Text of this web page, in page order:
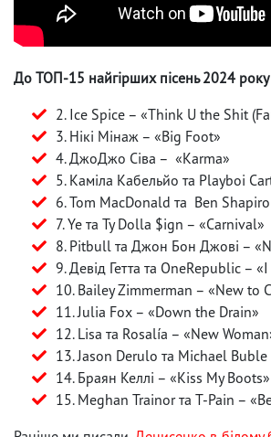
До ТОП-15 найгірших пісень 2024
2. Ice Spice – «Think U the Shit
3. Нікі Мінаж – «Big Foot»
4. ДжоДжо Сіва – «Karma»
5. Каміла Кабельйо та Playboi
6. Tom MacDonald та Ben
7. Ye та Ty Dolla $ign – «Carnival»
8. Pitbull та Джон Бон Джові –
9. Девід Гетта та OneRepublic –
10. Bailey Zimmerman – «New to
11. Julia Fox – «Down the Drain»
12. Lisa та Rosalía – «New
13. Jason Derulo та Michael
14. Браян Келлі – «Kiss My Boots»
15. Meghan Trainor та T-Pain –